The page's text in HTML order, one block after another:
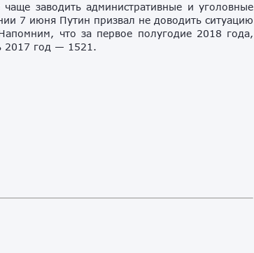
заводить административные и уголовные
7 июня Путин призвал не доводить ситуацию
что за первое полугодие 2018 года,
2017 год — 1521.